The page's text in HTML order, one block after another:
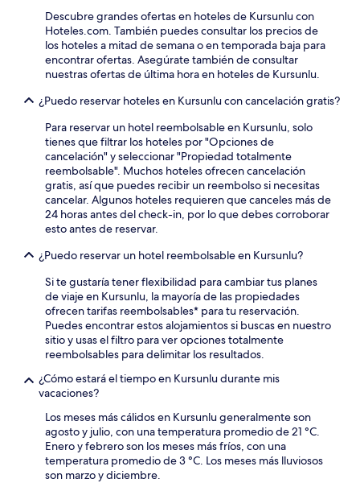
Descubre grandes ofertas en hoteles de Kursunlu con
Hoteles.com. También puedes consultar los precios de
los hoteles a mitad de semana o en temporada baja para
encontrar ofertas. Asegúrate también de consultar
nuestras ofertas de última hora en hoteles de Kursunlu.
¿Puedo reservar hoteles en Kursunlu con cancelación gratis?
Para reservar un hotel reembolsable en Kursunlu, solo
tienes que filtrar los hoteles por "Opciones de
cancelación" y seleccionar "Propiedad totalmente
reembolsable". Muchos hoteles ofrecen cancelación
gratis, así que puedes recibir un reembolso si necesitas
cancelar. Algunos hoteles requieren que canceles más de
24 horas antes del check-in, por lo que debes corroborar
esto antes de reservar.
¿Puedo reservar un hotel reembolsable en Kursunlu?
Si te gustaría tener flexibilidad para cambiar tus planes
de viaje en Kursunlu, la mayoría de las propiedades
ofrecen tarifas reembolsables* para tu reservación.
Puedes encontrar estos alojamientos si buscas en nuestro
sitio y usas el filtro para ver opciones totalmente
reembolsables para delimitar los resultados.
¿Cómo estará el tiempo en Kursunlu durante mis
vacaciones?
Los meses más cálidos en Kursunlu generalmente son
agosto y julio, con una temperatura promedio de 21 °C.
Enero y febrero son los meses más fríos, con una
temperatura promedio de 3 °C. Los meses más lluviosos
son marzo y diciembre.